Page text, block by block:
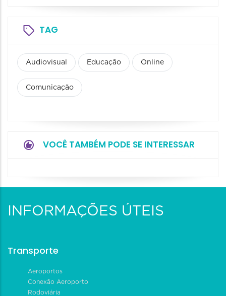
TAG
Audiovisual Educação Online
Comunicação
VOCÊ TAMBÉM PODE SE INTERESSAR
INFORMAÇÕES ÚTEIS
Transporte
Aeroportos
Conexão Aeroporto
Rodoviária